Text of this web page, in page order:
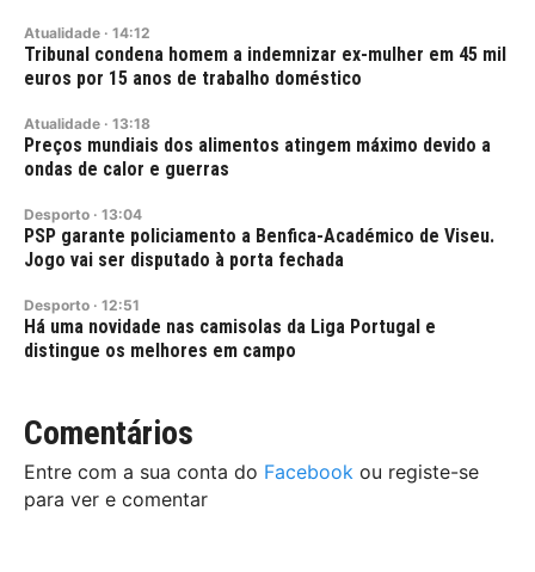
Atualidade · 14:12
Tribunal condena homem a indemnizar ex-mulher em 45 mil
euros por 15 anos de trabalho doméstico
Atualidade · 13:18
Preços mundiais dos alimentos atingem máximo devido a
ondas de calor e guerras
Desporto · 13:04
PSP garante policiamento a Benfica-Académico de Viseu.
Jogo vai ser disputado à porta fechada
Desporto · 12:51
Há uma novidade nas camisolas da Liga Portugal e
distingue os melhores em campo
Comentários
Entre com a sua conta do Facebook ou registe-se
para ver e comentar